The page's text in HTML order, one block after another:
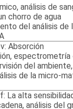
análisis de
chorro de agua
del análisis de
Absorción
espectrometría
del ambiente,
de la micro-
La alta
análisis del